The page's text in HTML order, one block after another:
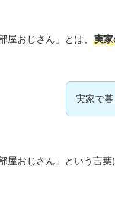
屋おじさん」とは、 実
実家で暮
屋おじさん」という言葉